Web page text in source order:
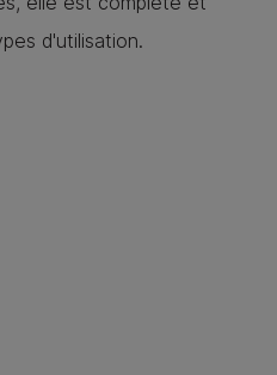
d'utilisation.